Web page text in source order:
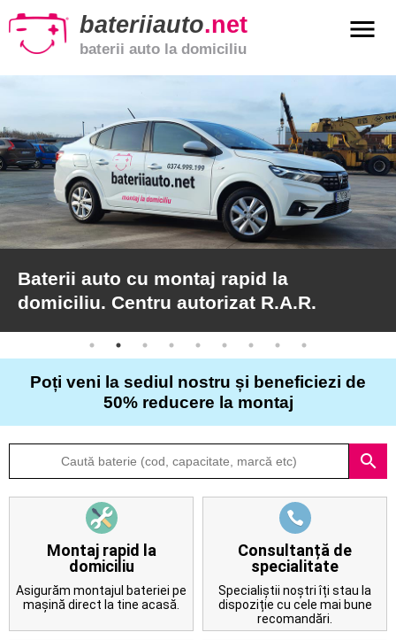
bateriiauto.net
baterii auto la domiciliu
menu
Baterii
moto
Baterii
de
camion
Articole
Despre
Contact
Baterii auto cu montaj rapid la
domiciliu. Centru autorizat R.A.R.
Poți veni la sediul nostru și beneficiezi de
50% reducere la montaj
search
Montaj rapid la
domiciliu
Asigurăm montajul bateriei pe
mașină direct la tine acasă.
Consultanță de
specialitate
Specialiștii noștri îți stau la
dispoziție cu cele mai bune
recomandări.